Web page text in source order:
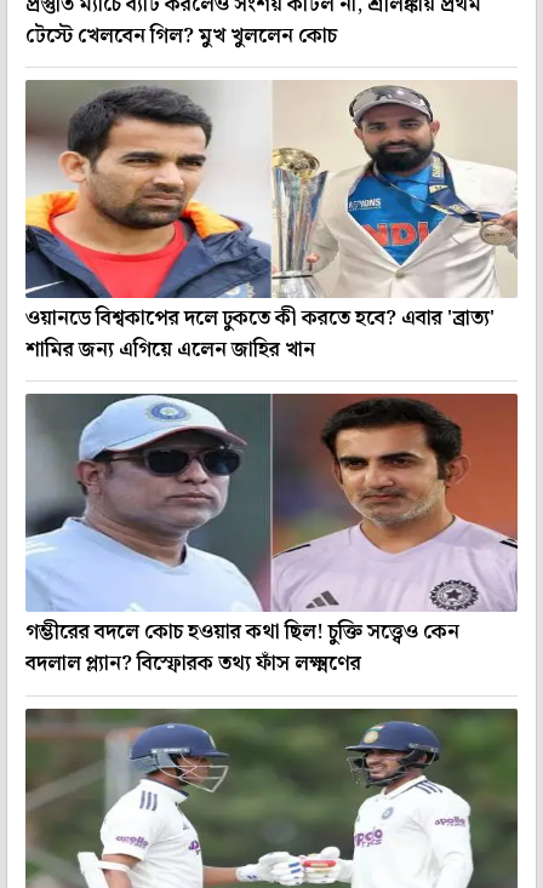
টেস্টে খেলবেন গিল? মুখ খুললেন কোচ
ওয়ানডে বিশ্বকাপের দলে ঢুকতে কী করতে হবে? এবার 'ব্রাত্য'
শামির জন্য এগিয়ে এলেন জাহির খান
গম্ভীরের বদলে কোচ হওয়ার কথা ছিল! চুক্তি সত্ত্বেও কেন
বদলাল প্ল্যান? বিস্ফোরক তথ্য ফাঁস লক্ষ্মণের